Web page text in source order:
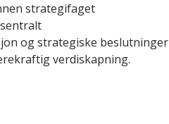
strategifaget
og strategiske beslutninger
verdiskapning.